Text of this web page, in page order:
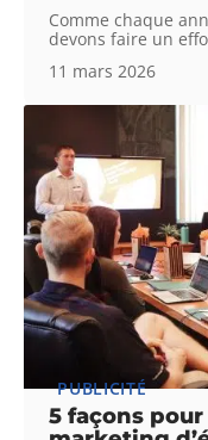
Comme chaque
devons faire un
11 mars 2026
PUBLICITÉ
5 façons